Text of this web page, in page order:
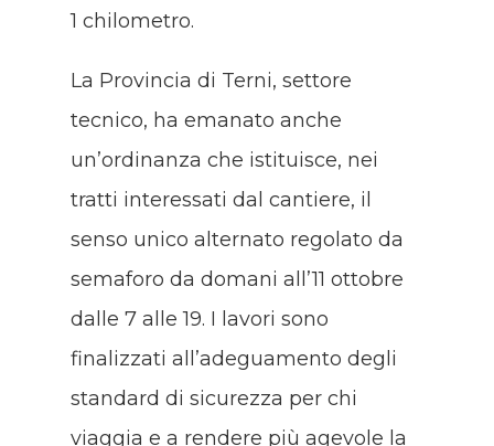
1 chilometro.
La Provincia di Terni, settore
tecnico, ha emanato anche
un’ordinanza che istituisce, nei
tratti interessati dal cantiere, il
senso unico alternato regolato da
semaforo da domani all’11 ottobre
dalle 7 alle 19. I lavori sono
finalizzati all’adeguamento degli
standard di sicurezza per chi
viaggia e a rendere più agevole la